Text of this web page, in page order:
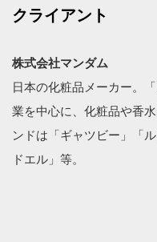
クライアント
株式会社マンダム
日本の化粧品メーカー。
業を中心に、化粧品や香
ンドは「ギャツビー」「
ドエル」等。